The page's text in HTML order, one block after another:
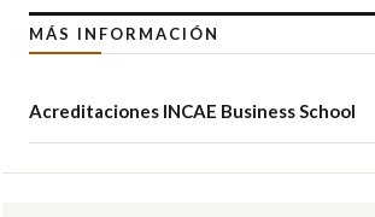
MÁS INFORMACIÓN
Acreditaciones INCAE Business School